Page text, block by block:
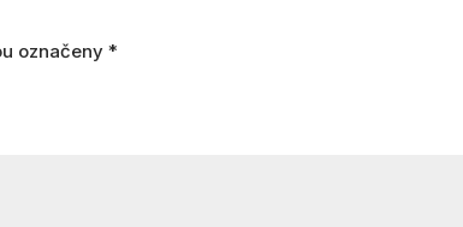
označeny *